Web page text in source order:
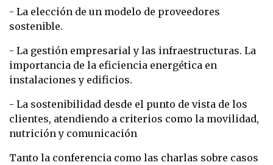
- La elección de un modelo de proveedores
sostenible.
- La gestión empresarial y las infraestructuras. La
importancia de la eficiencia energética en
instalaciones y edificios.
- La sostenibilidad desde el punto de vista de los
clientes, atendiendo a criterios como la movilidad,
nutrición y comunicación
Tanto la conferencia como las charlas sobre casos